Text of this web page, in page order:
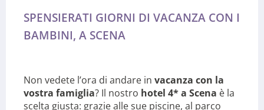
SPENSIERATI GIORNI DI VACANZA CON I
BAMBINI, A SCENA
Non vedete l’ora di andare in vacanza con la
vostra famiglia? Il nostro hotel 4* a Scena è la
scelta giusta: grazie alle sue piscine, al parco